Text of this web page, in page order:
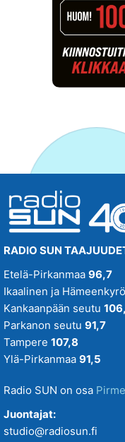
RADIO SUN
Etelä-Pirkanmaa 96,7
Ikaalinen ja Hämeenkyrö
Kankaanpään seutu
Parkanon seutu 91,7
Tampere 107,8
Ylä-Pirkanmaa 91,5
Radio SUN on osa
Juontajat:
studio@radiosun.fi